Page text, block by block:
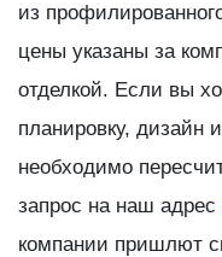
из
цены указаны за
отделкой. Если вы
планировку, дизайн
необходимо
запрос на наш адрес
компании пришлют